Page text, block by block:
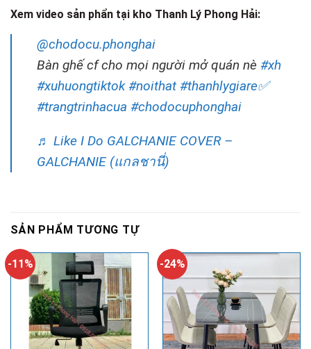
Xem video sản phẩn tại kho Thanh Lý Phong Hải:
@chodocu.phonghai
Bàn ghế cf cho mọi người mở quán nè #xh
#xuhuongtiktok #noithat #thanhlygiare✅
#trangtrinhacua #chodocuphonghai
♬ Like I Do GALCHANIE COVER –
GALCHANIE (แกลชานี่)
SẢN PHẨM TƯƠNG TỰ
-11% -24%